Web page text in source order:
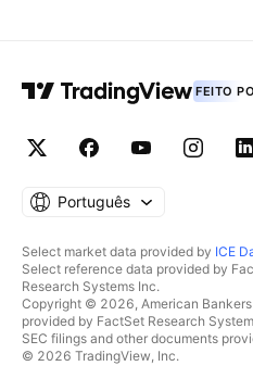
FEITO
Português
Select market data provided by ICE
Select reference data provided by
Research Systems Inc.
Copyright © 2026, American
provided by FactSet Research
SEC filings and other documents
© 2026 TradingView, Inc.